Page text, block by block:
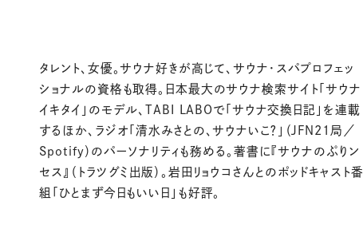
タレント、女優。サウナ好きが高じて、サウナ・スパプロフェッ
ショナルの資格も取得。日本最大のサウナ検索サイト「サウナ
イキタイ」のモデル、TABI LABOで「サウナ交換日記」を連載
するほか、ラジオ「清水みさとの、サウナいこ？」（JFN21局／
Spotify）のパーソナリティも務める。著書に『サウナのぷりン
セス』（トラツグミ出版）。岩田リョウコさんとのポッドキャスト番
組「ひとまず今日もいい日」も好評。